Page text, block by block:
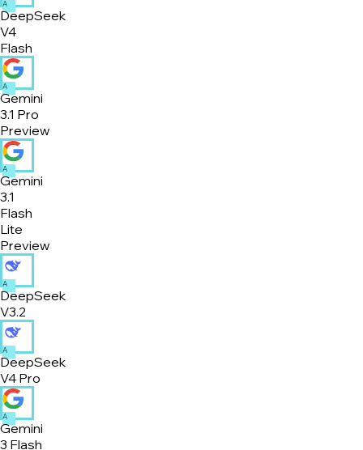
A
DeepSeek
V4
Flash
A
Gemini
3.1 Pro
Preview
A
Gemini
3.1
Flash
Lite
Preview
A
DeepSeek
V3.2
A
DeepSeek
V4 Pro
A
Gemini
3 Flash